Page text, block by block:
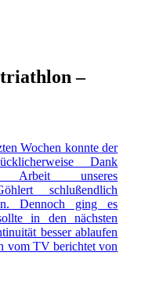
–
Wochen konnte der
Dank
Arbeit unseres
schlußendlich
Dennoch ging es
in den nächsten
besser ablaufen
vom TV berichtet von